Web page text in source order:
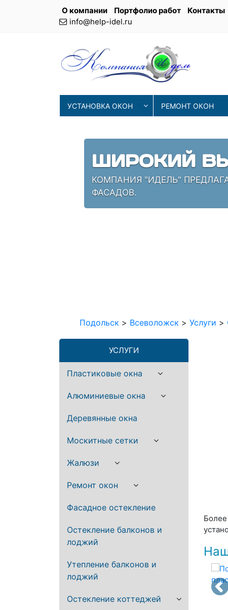
О компании Портфолио работ Контакты
info@help-idel.ru
УСТАНОВКА ОКОН РЕМОНТ ОКОН
НАШИ МАСТЕРА
ПРОВЕРЕННЫЕ
Подольск > Всеволожск > Услуги >
УСЛУГИ
Пластиковые окна
Алюминиевые окна
Деревянные окна
Москитные сетки
Жалюзи
Ремонт окон
Фасадное остекление
Остекление балконов и
лоджий
Утепление балконов и
лоджий
Остекление коттеджей